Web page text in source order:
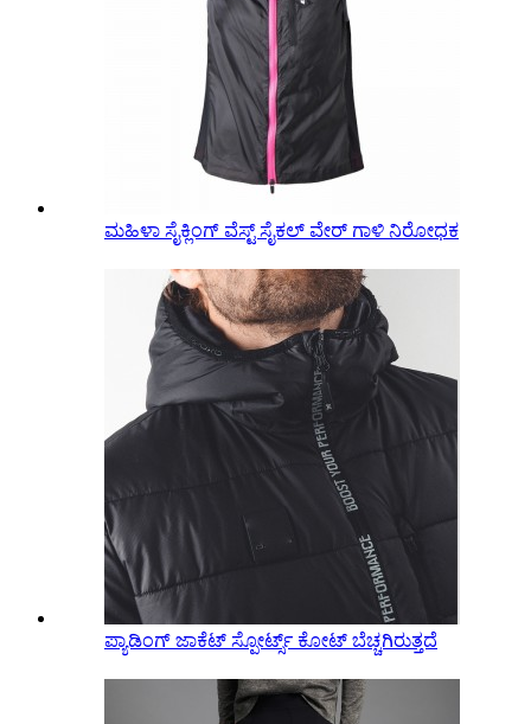
ಮಹಿಳಾ ಸೈಕ್ಲಿಂಗ್ ವೆಸ್ಟ್ ಸೈಕಲ್ ವೇರ್ ಗಾಳಿ ನಿರೋಧಕ
ಪ್ಯಾಡಿಂಗ್ ಜಾಕೆಟ್ ಸ್ಪೋರ್ಟ್ಸ್ ಕೋಟ್ ಬೆಚ್ಚಗಿರುತ್ತದೆ